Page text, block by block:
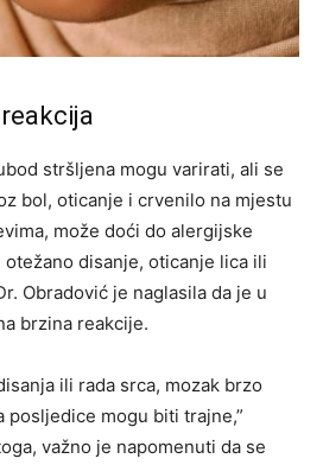
stršljena mogu varirati, ali se
bol, oticanje i crvenilo na mjestu
može doći do alergijske
disanje, oticanje lica ili
Obradović je naglasila da je u
brzina reakcije.
ili rada srca, mozak brzo
posljedice mogu biti trajne,”
važno je napomenuti da se